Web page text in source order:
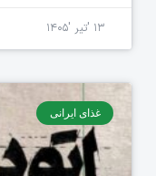
۱۳ 'تیر '۱۴۰۵
غذای ایرانی